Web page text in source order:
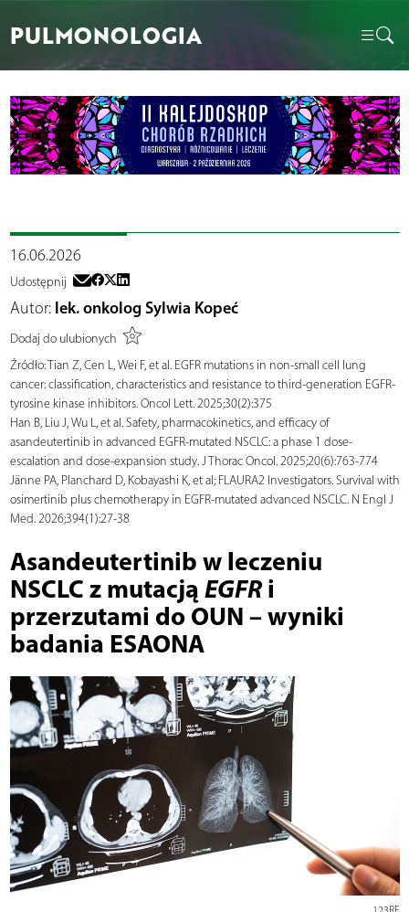
PULMONOLOGIA
16.06.2026
Udostępnij
Autor: lek. onkolog Sylwia Kopeć
Dodaj do ulubionych
Źródło:Tian Z, Cen L, Wei F, et al. EGFR mutations in non-small cell lung
cancer: classification, characteristics and resistance to third-generation EGFR-
tyrosine kinase inhibitors. Oncol Lett. 2025;30(2):375
Han B, Liu J, Wu L, et al. Safety, pharmacokinetics, and efficacy of
asandeutertinib in advanced EGFR-mutated NSCLC: a phase 1 dose-
escalation and dose-expansion study. J Thorac Oncol. 2025;20(6):763-774
Jänne PA, Planchard D, Kobayashi K, et al; FLAURA2 Investigators. Survival with
osimertinib plus chemotherapy in EGFR-mutated advanced NSCLC. N Engl J
Med. 2026;394(1):27-38
Asandeutertinib w leczeniu
NSCLC z mutacją EGFRi
przerzutami do OUN – wyniki
badania ESAONA